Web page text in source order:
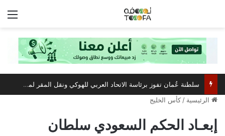
سلطنة عُمان تفوز برئاسة الاتحاد العربي للهوكي ونقل المقر لمسقط
الرئيسية / كأس الخليج
إبعـاد الحكم السعودي سلطان